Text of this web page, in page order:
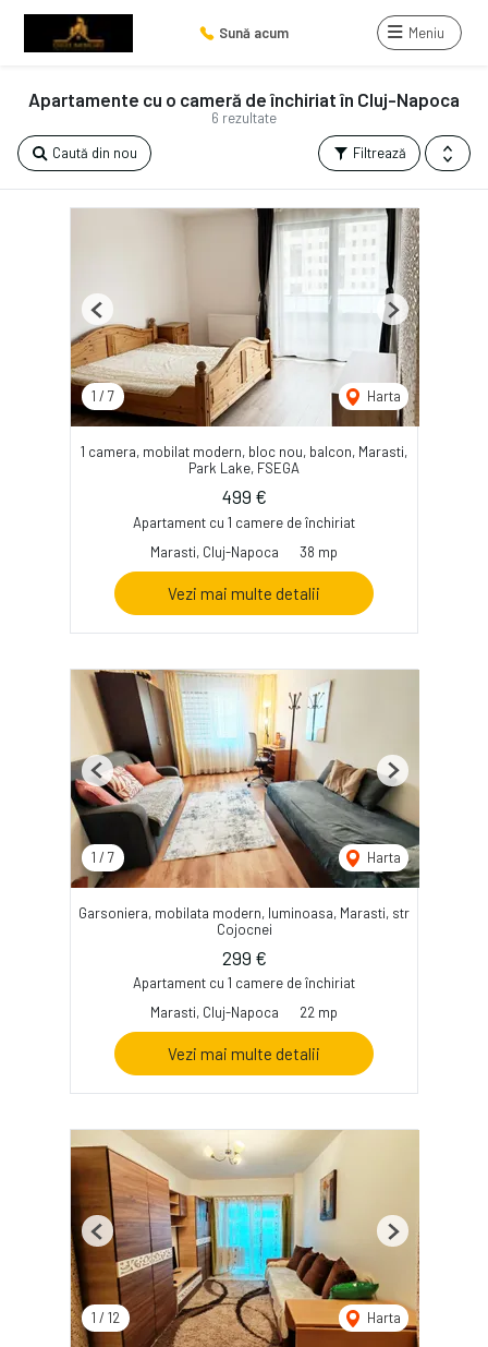
Sună acum Meniu
6 rezultate
Apartamente cu o cameră de închiriat în Cluj-Napoca
Filtrează
Caută din nou
1 / 7 Harta
Previous Next
1 camera, mobilat modern, bloc nou, balcon, Marasti,
Park Lake, FSEGA
499 €
Apartament cu 1 camere de închiriat
Marasti, Cluj-Napoca
38 mp
Vezi mai multe detalii
1 / 7 Harta
Previous Next
Garsoniera, mobilata modern, luminoasa, Marasti, str
Cojocnei
299 €
Apartament cu 1 camere de închiriat
Marasti, Cluj-Napoca
22 mp
Vezi mai multe detalii
1 / 12 Harta
Previous Next